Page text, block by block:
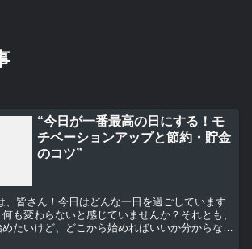
“今日が一番最高の日にする！モ
チベーションアップと節約・貯金
のコツ”
、皆さん！今日はどんな一日を過ごしています
も変わらないと感じていませんか？それとも、
たいけど、どこから始めればいいか分からない